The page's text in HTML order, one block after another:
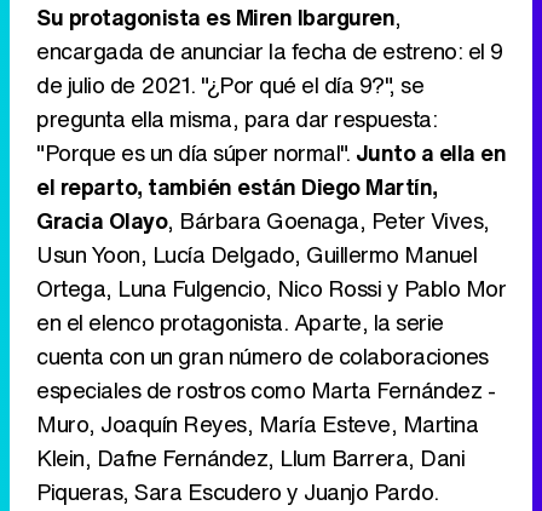
Canción ganadora de Eurovisión 2026: DARA con "Bangaranga" por Bulgaria
Su protagonista es Miren Ibarguren,
encargada de anunciar la fecha de estreno: el 9
de julio de 2021. "¿Por qué el día 9?", se
pregunta ella misma, para dar respuesta:
"Porque es un día súper normal". Junto a ella en
el reparto, también están Diego Martín,
Gracia Olayo, Bárbara Goenaga, Peter Vives,
Usun Yoon, Lucía Delgado, Guillermo Manuel
Ortega, Luna Fulgencio, Nico Rossi y Pablo Mor
en el elenco protagonista. Aparte, la serie
cuenta con un gran número de colaboraciones
especiales de rostros como Marta Fernández -
Muro, Joaquín Reyes, María Esteve, Martina
Klein, Dafne Fernández, Llum Barrera, Dani
Piqueras, Sara Escudero y Juanjo Pardo.